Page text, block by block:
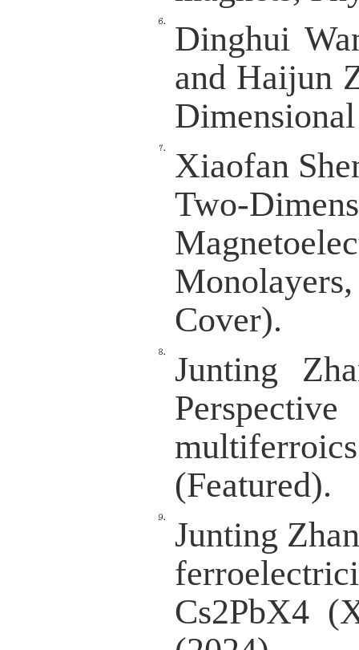
Ying
Chao
12762
Yue